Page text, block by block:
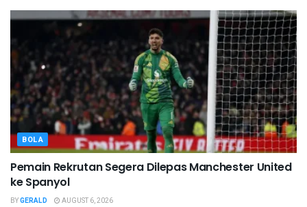
BOLA
Pemain Rekrutan Segera Dilepas Manchester United
ke Spanyol
BYGERALD AUGUST 6, 2026